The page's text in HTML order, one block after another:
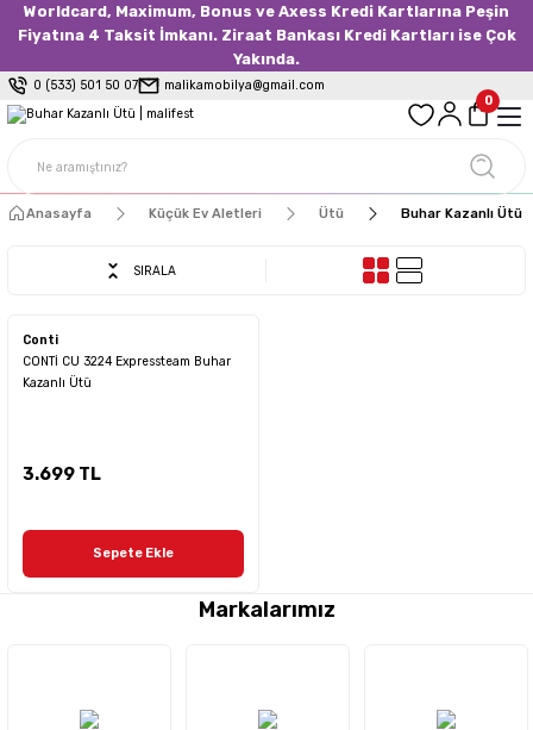
Worldcard, Maximum, Bonus ve Axess Kredi Kartlarına Peşin
Fiyatına 4 Taksit İmkanı. Ziraat Bankası Kredi Kartları ise Çok
Yakında.
0 (533) 501 50 07
malikamobilya@gmail.com
0
Anasayfa Küçük Ev Aletleri Ütü Buhar Kazanlı Ütü
SIRALA
Conti
CONTİ CU 3224 Expressteam Buhar
Kazanlı Ütü
3.699 TL
Sepete Ekle
Markalarımız